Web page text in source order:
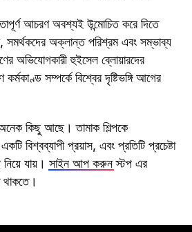
আচরণ অবশ্যই উন্মোচিত করে দিতে
সমর্থকদের অক্লান্ত পরিশ্রম এবং সম্ভাব্য
অভিযোগকারী হুইসেল ব্লোয়ারদের
সম্পর্কে বিশ্বের দৃষ্টিভঙ্গি আগের
কিছু আছে। তামাক শিল্পকে
বিশ্বব্যাপী প্রয়াস, এবং প্রতিটি প্রচেষ্টা
যায়। সাইন আপ করুনস্টপ এর
থাকতে।